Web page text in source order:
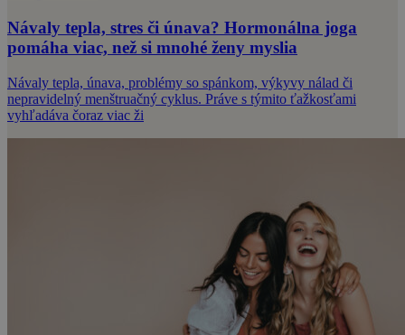
Návaly tepla, stres či únava? Hormonálna joga
pomáha viac, než si mnohé ženy myslia
Návaly tepla, únava, problémy so spánkom, výkyvy nálad či
nepravidelný menštruačný cyklus. Práve s týmito ťažkosťami
vyhľadáva čoraz viac ži